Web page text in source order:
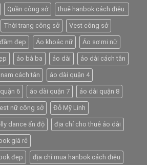
Quần công sở thuê hanbok cách điệu.
Thời trang công sở Vest công sở
đẹp Áo khoác nữ Áo sơ mi nữ
áo bà ba áo dài áo dài cách tân
cách tân áo dài quận 4
6 áo dài quận 7 áo dài quận 8
nữ công sở Đỗ Mỹ Linh
dance ấn độ địa chỉ cho thuê áo dài
giá rẻ
đẹp địa chỉ mua hanbok cách điệu